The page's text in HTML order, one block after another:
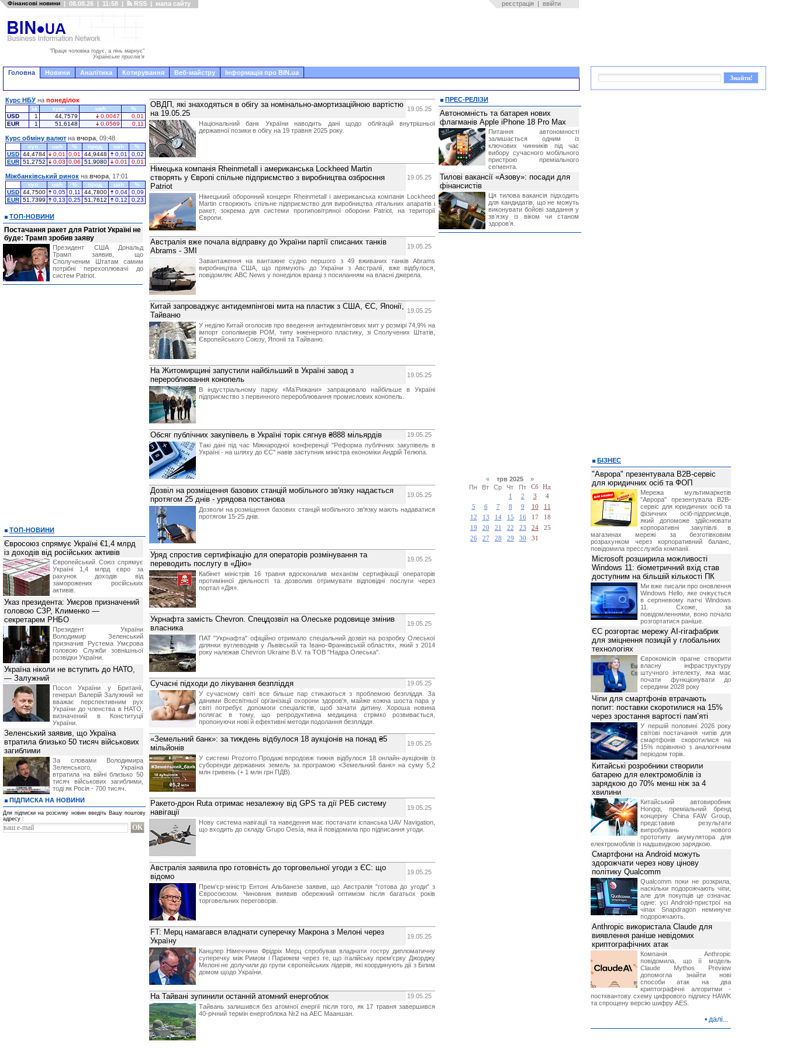
Фінансові новини | 08.08.26 | 11:58 | RSS | мапа сайту реєстрація | ввійти
"Праця чоловіка годує, а лінь марнує"
Українське прислів'я
Головна Новини Аналітика Котирування Веб-майстру Інформація про BIN.ua
ОВДП, які знаходяться в обігу за номінально-амортизаційною вартістю
на 19.05.25
19.05.25
Національний банк України наводить дані щодо облігацій внутрішньої
державної позики в обігу на 19 травня 2025 року.
Німецька компанія Rheinmetall і американська Lockheed Martin
створять у Європі спільне підприємство з виробництва озброєння
Patriot
19.05.25
Німецький оборонний концерн Rheinmetall і американська компанія Lockheed
Martin створюють спільне підприємство для виробництва літальних апаратів і
ракет, зокрема для системи протиповітряної оборони Patriot, на території
Європи.
Австралія вже почала відправку до України партії списаних танків
Abrams - ЗМІ
19.05.25
Завантаження на вантажне судно першого з 49 вживаних танків Abrams
виробництва США, що прямують до України з Австралії, вже відбулося,
повідомляє ABC News у понеділок вранці з посиланням на власні джерела.
Китай запроваджує антидемпінгові мита на пластик з США, ЄС, Японії,
Тайваню
19.05.25
У неділю Китай оголосив про введення антидемпінгових мит у розмірі 74,9% на
імпорт сополімерів POM, типу інженерного пластику, зі Сполучених Штатів,
Європейського Союзу, Японії та Тайваню.
На Житомирщині запустили найбільший в Україні завод з
перероблювання конопель
19.05.25
В індустріальному парку «МаʼРижани» запрацювало найбільше в Україні
підприємство з первинного перероблювання промислових конопель.
Обсяг публічних закупівель в Україні торік сягнув ₴888 мільярдів
19.05.25
Такі дані під час Міжнародної конференції "Реформа публічних закупівель в
Україні - на шляху до ЄС" навів заступник міністра економіки Андрій Телюпа.
Дозвіл на розміщення базових станцій мобільного зв'язку надається
протягом 25 днів - урядова постанова
19.05.25
Дозволи на розміщення базових станцій мобільного зв'язку мають надаватися
протягом 15-25 днів.
Уряд спростив сертифікацію для операторів розмінування та
переводить послугу в «Дію»
19.05.25
Кабінет міністрів 16 травня вдосконалив механізм сертифікації операторів
протимінної діяльності та дозволив отримувати відповідні послуги через
портал «Дія».
Укрнафта замість Chevron. Спецдозвіл на Олеське родовище змінив
власника
19.05.25
ПАТ "Укрнафта" офіційно отримало спеціальний дозвіл на розробку Олеської
ділянки вуглеводнів у Львівській та Івано-Франківській областях, який з 2014
року належав Chevron Ukraine B.V. та ТОВ "Надра Олеська".
Сучасні підходи до лікування безпліддя
19.05.25
У сучасному світі все більше пар стикаються з проблемою безпліддя. За
даними Всесвітньої організації охорони здоров'я, майже кожна шоста пара у
світі потребує допомоги спеціалістів, щоб зачати дитину. Хороша новина
полягає в тому, що репродуктивна медицина стрімко розвивається,
пропонуючи нові й ефективні методи подолання безпліддя.
«Земельний банк»: за тиждень відбулося 18 аукціонів на понад ₴5
мільйонів
19.05.25
У системі Prozorro.Продажі впродовж тижня відбулося 18 онлайн-аукціонів із
суборенди державних земель за програмою «Земельний банк» на суму 5,2
млн гривень (+ 1 млн грн ПДВ).
Ракето-дрон Ruta отримає незалежну від GPS та дії РЕБ систему
навігації
19.05.25
Нову система навігації та наведення має постачати іспанська UAV Navigation,
що входить до складу Grupo Oesía, яка й повідомила про підписання угоди.
Австралія заявила про готовність до торговельної угоди з ЄС: що
відомо
19.05.25
Прем'єр-міністр Ентоні Альбанезе заявив, що Австралія "готова до угоди" з
Євросоюзом. Чиновник виявив обережний оптимізм після багатьох років
торговельних переговорів.
FT: Мерц намагався владнати суперечку Макрона з Мелоні через
Україну
19.05.25
Канцлер Німеччини Фрідріх Мерц спробував владнати гостру дипломатичну
суперечку між Римом і Парижем через те, що італійську прем'єрку Джорджу
Мелоні не долучили до групи європейських лідерів, які координують дії з Білим
домом щодо України.
На Тайвані зупинили останній атомний енергоблок
19.05.25
Тайвань залишився без атомної енергії після того, як 17 травня завершився
40-річний термін енергоблока №2 на АЕС Мааншан.
Курс НБУ на понеділок
за курс uah
%
USD
1 44,7579 0,0047
0,01
EUR
1 51,6148 0,0569 0,11
Курс обміну валют на вчора , 09:48
куп. uah % прод. uah
%
USD 44,4784 0,01 0,01 44,9448 0,01
0,02
EUR 51,2752 0,03 0,06 51,9080 0,01 0,01
Міжбанківський ринок на вчора , 17:01
куп. uah % прод. uah
%
USD 44,7500 0,05 0,11 44,7800 0,04
0,09
EUR 51,7399 0,13 0,25 51,7612 0,12 0,23
ТОП-НОВИНИ
Постачання ракет для Patriot Україні не
буде: Трамп зробив заяву
Президент США Дональд
Трамп заявив, що
Сполученим Штатам самим
потрібні перехоплювачі до
систем Patriot.
ТОП-НОВИНИ
Євросоюз спрямує Україні €1,4 млрд
із доходів від російських активів
Європейський Союз спрямує
Україні 1,4 млрд євро за
рахунок доходів від
заморожених російських
активів.
Указ президента: Умєров призначений
головою СЗР, Клименко —
секретарем РНБО
Президент України
Володимир Зеленський
призначив Pустема Умєрова
головою Служби зовнішньої
розвідки України.
Україна ніколи не вступить до НАТО,
— Залужний
Посол України у Британії,
генерал Валерій Залужний не
вважає перспективним рух
України до членства в НАТО,
визначений в Конституції
України.
Зеленський заявив, що Україна
втратила близько 50 тисяч військових
загиблими
За словами Володимира
Зеленського, Україна
втратила на війні близько 50
тисяч військових загиблими,
тоді як Росія - 700 тисяч.
ПІДПИСКА НА НОВИНИ
Для підписки на розсилку новин введіть Вашу поштову
адресу :
ПРЕС-РЕЛІЗИ
Автономність та батарея нових
флагманів Apple iPhone 18 Pro Max
Питання автономності
залишається одним із
ключових чинників під час
вибору сучасного мобільного
пристрою преміального
сегмента.
Тилові вакансії «Азову»: посади для
фінансистів
Ця тилова вакансія підходить
для кандидатів, що не можуть
виконувати бойові завдання у
звʼязку із віком чи станом
здоровʼя.
« трв 2025 »
Пн
Вт Ср Чт Пт Сб
Нд
1
2 3
4
5
6 7 8 9 10
11
12
13 14 15 16 17
18
19
20 21 22 23 24
25
26
27 28 29 30 31
БІЗНЕС
"Аврора" презентувала B2B-сервіс
для юридичних осіб та ФОП
Мережа мультимаркетів
"Аврора" презентувала B2B-
сервіс для юридичних осіб та
фізичних осіб-підприємців,
який допоможе здійснювати
корпоративні закупівлі в
магазинах мережі за безготівковим
розрахунком через корпоративний баланс,
повідомила пресслужба компанії.
Microsoft розширила можливості
Windows 11: біометричний вхід став
доступним на більшій кількості ПК
Ми вже писали про оновлення
Windows Hello, яке очікується
в серпневому патчі Windows
11. Схоже, за
повідомленнями, воно почало
розгортатися раніше.
ЄС розгортає мережу AI-гігафабрик
для зміцнення позицій у глобальних
технологіях
Єврокомісія прагне створити
власну інфраструктуру
штучного інтелекту, яка має
почати функціонувати до
середини 2028 року
Чіпи для смартфонів втрачають
попит: поставки скоротилися на 15%
через зростання вартості пам’яті
У першій половині 2026 року
світові постачання чипів для
смартфонів скоротилися на
15% порівняно з аналогічним
періодом торік.
Китайські розробники створили
батарею для електромобілів із
зарядкою до 70% менш ніж за 4
хвилини
Китайський автовиробник
Hongqi, преміальний бренд
концерну China FAW Group,
представив результати
випробувань нового
прототипу акумулятора для
електромобілів із надшвидкою зарядкою.
Смартфони на Android можуть
здорожчати через нову цінову
політику Qualcomm
Qualcomm поки не розкрила,
наскільки подорожчають чіпи,
але для покупців це означає
одне: усі Android-пристрої на
чіпах Snapdragon неминуче
подорожчають.
Anthropic використала Claude для
виявлення раніше невідомих
криптографічних атак
Компанія Anthropic
повідомила, що її модель
Claude Mythos Preview
допомогла знайти нові
способи атак на два
криптографічні алгоритми -
постквантову схему цифрового підпису HAWK
та спрощену версію шифру AES.
• далі...